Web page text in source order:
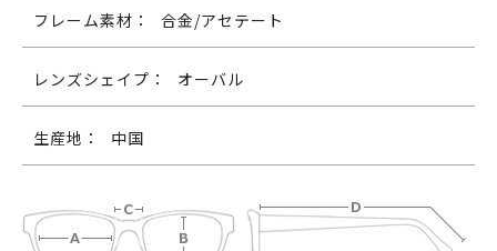
フレーム素材： 合金/アセテート
レンズシェイプ： オーバル
生産地： 中国